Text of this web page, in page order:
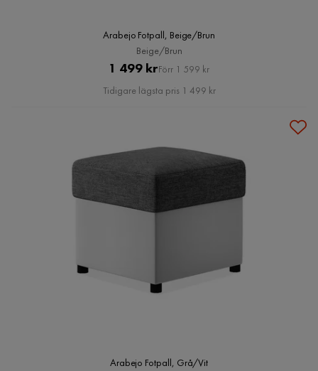
Arabejo Fotpall, Beige/Brun
Beige/Brun
Pris
1 499 krOriginal
Pris
Förr 1 599 kr
Tidigare lägsta pris 1 499 kr
Arabejo Fotpall, Grå/Vit